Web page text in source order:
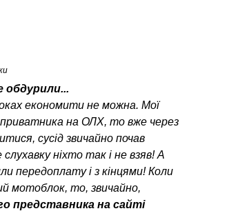
обдурили...
економити не можна. Мої
на ОЛХ, то вже через
сусід звичайно почав
ніхто так і не взяв! А
передоплату і з кінцями! Коли
мотоблок, то, звичайно,
представника на сайті